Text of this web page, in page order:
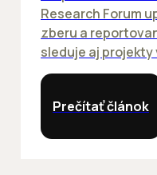
Research Forum
zberu a
sleduje aj projekty
Prečítať článok